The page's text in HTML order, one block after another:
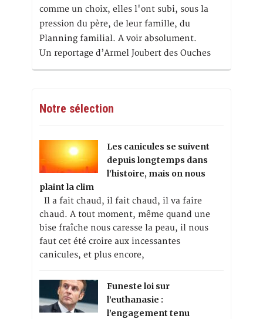
comme un choix, elles l'ont subi, sous la
pression du père, de leur famille, du
Planning familial. A voir absolument.
Un reportage d’Armel Joubert des Ouches
Notre sélection
Les canicules se suivent
depuis longtemps dans
l’histoire, mais on nous
plaint la clim
Il a fait chaud, il fait chaud, il va faire
chaud. A tout moment, même quand une
bise fraîche nous caresse la peau, il nous
faut cet été croire aux incessantes
canicules, et plus encore,
Funeste loi sur
l’euthanasie :
l’engagement tenu